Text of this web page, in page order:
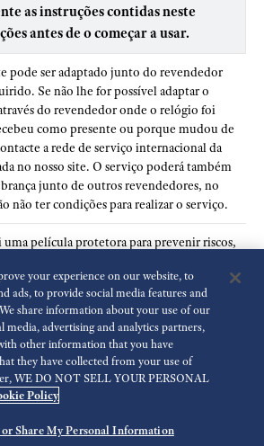
as instruções contidas neste
antes de o começar a usar.
pode ser adaptado junto do revendedor
Se não lhe for possível adaptar o
do revendedor onde o relógio foi
como presente ou porque mudou de
a rede de serviço internacional da
no nosso site. O serviço poderá também
junto de outros revendedores, no
não ter condições para realizar o serviço.
uma película protetora para prevenir riscos,
acumular-se poeira, suor ou humidade
Próximo
your experience on our website, to
ads, to provide social media features and
share information about your use of our
media, advertising and analytics partners,
other information that you have
they have collected from your use of
WE DO NOT SELL YOUR PERSONAL
Policy
Share My Personal Information